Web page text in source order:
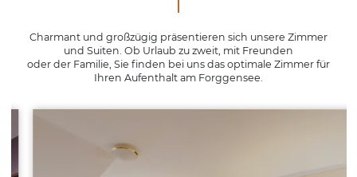
Charmant und großzügig präsentieren sich unsere Zimmer
und Suiten. Ob Urlaub zu zweit, mit Freunden
oder der Familie, Sie finden bei uns das optimale Zimmer für
Ihren Aufenthalt am Forggensee.